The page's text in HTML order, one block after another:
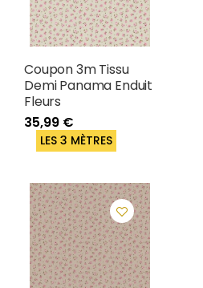
Coupon 3m Tissu
Demi Panama Enduit
Fleurs
35,99 €
LES 3 MÈTRES